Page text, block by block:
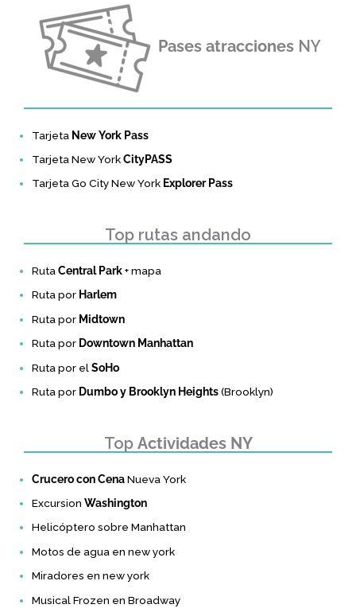
Pases atracciones NY
Tarjeta New York Pass
Tarjeta New YorkCityPASS
Tarjeta Go City New York Explorer Pass
Top rutas andando
Ruta Central Park+ mapa
Ruta por Harlem
Ruta por Midtown
Ruta por Downtown Manhattan
Ruta por elSoHo
Ruta por Dumbo y Brooklyn Heights(Brooklyn)
Top Actividades NY
Crucero con CenaNueva York
Excursion Washington
Helicóptero sobre Manhattan
Motos de agua en new york
Miradores en new york
Musical Frozen en Broadway